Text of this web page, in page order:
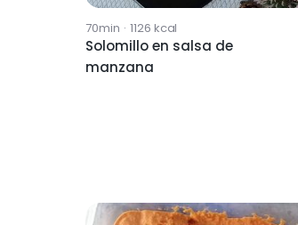
70min · 1126 kcal
Solomillo en salsa de
manzana